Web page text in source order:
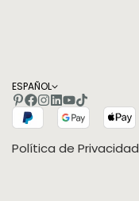
ESPAÑOL
Política de Privacidad